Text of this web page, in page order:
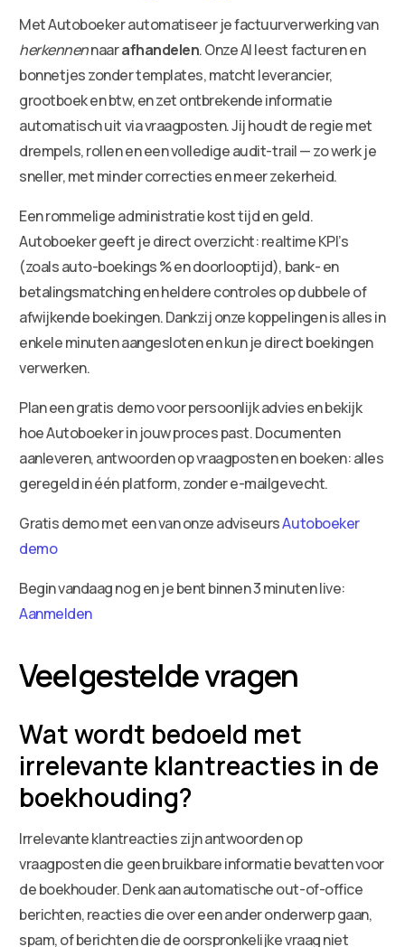
Met Autoboeker automatiseer je factuurverwerking van
herkennennaarafhandelen. Onze AI leest facturen en
bonnetjes zonder templates, matcht leverancier,
grootboek en btw, en zet ontbrekende informatie
automatisch uit via vraagposten. Jij houdt de regie met
drempels, rollen en een volledige audit-trail — zo werk je
sneller, met minder correcties en meer zekerheid.
Een rommelige administratie kost tijd en geld.
Autoboeker geeft je direct overzicht: realtime KPI’s
(zoals auto-boekings % en doorlooptijd), bank- en
betalingsmatching en heldere controles op dubbele of
afwijkende boekingen. Dankzij onze koppelingen is alles in
enkele minuten aangesloten en kun je direct boekingen
verwerken.
Plan een gratis demo voor persoonlijk advies en bekijk
hoe Autoboeker in jouw proces past. Documenten
aanleveren, antwoorden op vraagposten en boeken: alles
geregeld in één platform, zonder e-mailgevecht.
Gratis demo met een van onze adviseursAutoboeker
demo
Begin vandaag nog en je bent binnen 3 minuten live:
Aanmelden
Veelgestelde vragen
Wat wordt bedoeld met
irrelevante klantreacties in de
boekhouding?
Irrelevante klantreacties zijn antwoorden op
vraagposten die geen bruikbare informatie bevatten voor
de boekhouder. Denk aan automatische out-of-office
berichten, reacties die over een ander onderwerp gaan,
spam, of berichten die de oorspronkelijke vraag niet